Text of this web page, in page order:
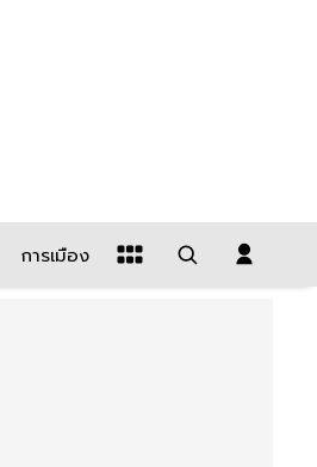
การเมือง